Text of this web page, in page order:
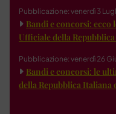
Pubblicazione: venerdì 3
Bandi e concorsi: ecco
Ufficiale della
Pubblicazione: venerdì 26
Bandi e concorsi: le
della Repubblica Italiana